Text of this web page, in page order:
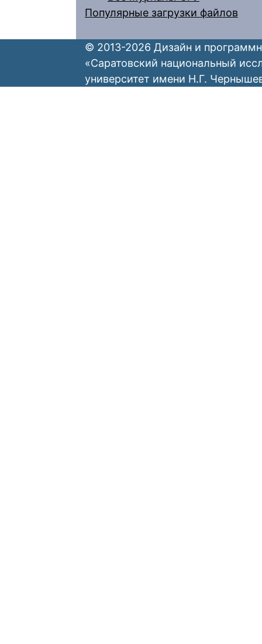
Популярные загрузки файлов
© 2013-2026 Дизайн и
«Саратовский национальный
университет имени Н.Г.